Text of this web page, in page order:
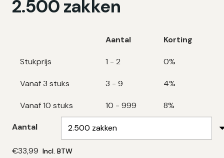
2.500 zakken
Aantal Korting
Stukprijs 1 - 2 0%
Vanaf 3 stuks 3 - 9 4%
Vanaf 10 stuks 10 - 999 8%
Aantal
€33,99 Incl. BTW